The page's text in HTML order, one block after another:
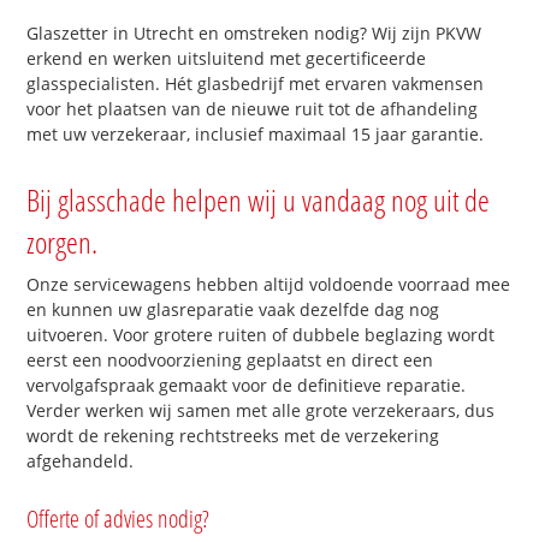
Glaszetter in Utrecht en omstreken nodig? Wij zijn PKVW
erkend en werken uitsluitend met gecertificeerde
glasspecialisten. Hét glasbedrijf met ervaren vakmensen
voor het plaatsen van de nieuwe ruit tot de afhandeling
met uw verzekeraar, inclusief maximaal 15 jaar garantie.
Bij glasschade helpen wij u vandaag nog uit de
zorgen.
Onze servicewagens hebben altijd voldoende voorraad mee
en kunnen uw glasreparatie vaak dezelfde dag nog
uitvoeren. Voor grotere ruiten of dubbele beglazing wordt
eerst een noodvoorziening geplaatst en direct een
vervolgafspraak gemaakt voor de definitieve reparatie.
Verder werken wij samen met alle grote verzekeraars, dus
wordt de rekening rechtstreeks met de verzekering
afgehandeld.
Offerte of advies nodig?